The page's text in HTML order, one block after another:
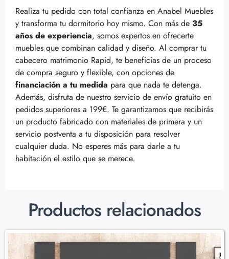
Realiza tu pedido con total confianza en Anabel Muebles
y transforma tu dormitorio hoy mismo. Con más de 35
años de experiencia, somos expertos en ofrecerte
muebles que combinan calidad y diseño. Al comprar tu
cabecero matrimonio Rapid, te beneficias de un proceso
de compra seguro y flexible, con opciones de
financiación a tu medida para que nada te detenga.
Además, disfruta de nuestro servicio de envío gratuito en
pedidos superiores a 199€. Te garantizamos que recibirás
un producto fabricado con materiales de primera y un
servicio postventa a tu disposición para resolver
cualquier duda. No esperes más para darle a tu
habitación el estilo que se merece.
Productos relacionados